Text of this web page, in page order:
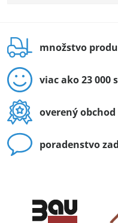
množstvo
viac ako 23 000
overený obchod
poradenstvo